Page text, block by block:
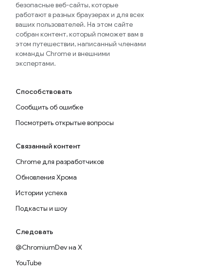
безопасные веб-сайты, которые
работают в разных браузерах и для всех
ваших пользователей. На этом сайте
собран контент, который поможет вам в
этом путешествии, написанный членами
команды Chrome и внешними
экспертами.
Способствовать
Сообщить об ошибке
Посмотреть открытые вопросы
Связанный контент
Chrome для разработчиков
Обновления Хрома
Истории успеха
Подкасты и шоу
Следовать
@ChromiumDev на X
YouTube